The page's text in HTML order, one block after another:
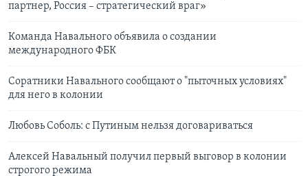
партнер, Россия – стратегический враг»
Команда Навального объявила о создании
международного ФБК
Соратники Навального сообщают о "пыточных условиях"
для него в колонии
Любовь Соболь: с Путиным нельзя договариваться
Алексей Навальный получил первый выговор в колонии
строгого режима